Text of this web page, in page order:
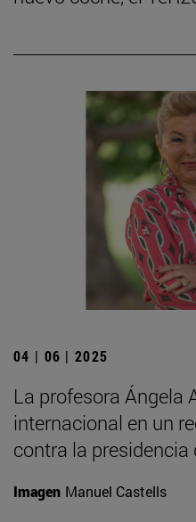
04 | 06 | 2025
La profesora Ángela
internacional en un
contra la presidencia
Imagen Manuel Castells